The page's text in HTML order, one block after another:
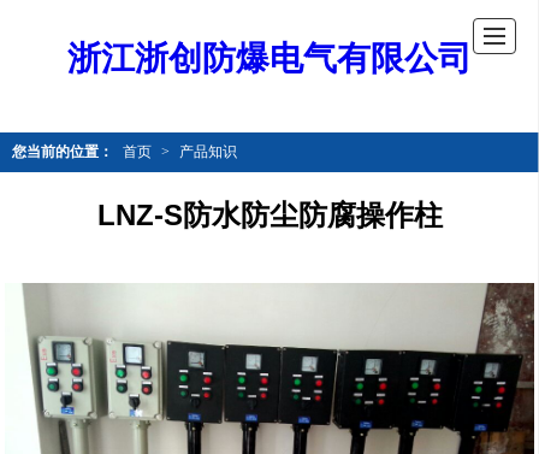
浙江浙创防爆电气有限公司
您当前的位置： 首页 > 产品知识
LNZ-S防水防尘防腐操作柱